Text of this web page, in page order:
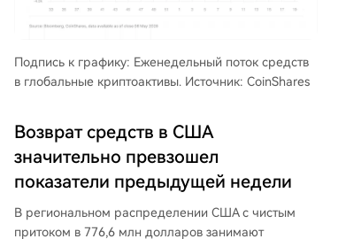
Подпись к графику: Еженедельный поток средств
в глобальные криптоактивы. Источник: CoinShares
Возврат средств в США
значительно превзошел
показатели предыдущей недели
В региональном распределении США с чистым
притоком в 776,6 млн долларов занимают